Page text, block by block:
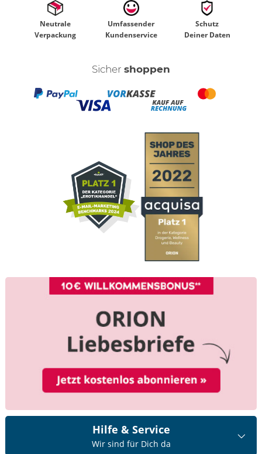
Neutrale
Verpackung
Umfassender
Kundenservice
Schutz
Deiner Daten
Sicher shoppen
Hilfe & Service
Wir sind für Dich da